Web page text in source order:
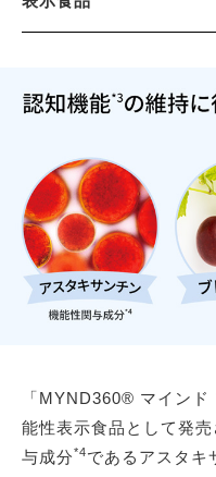
「MYND360® マイン
能性表示食品として発
与成分*4であるアスタキ